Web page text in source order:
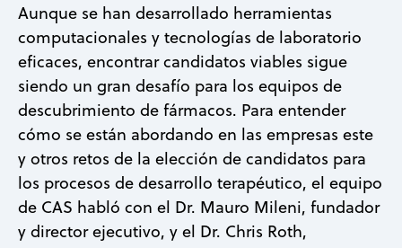
Aunque se han desarrollado herramientas
computacionales y tecnologías de laboratorio
eficaces, encontrar candidatos viables sigue
siendo un gran desafío para los equipos de
descubrimiento de fármacos. Para entender
cómo se están abordando en las empresas este
y otros retos de la elección de candidatos para
los procesos de desarrollo terapéutico, el equipo
de CAS habló con el Dr. Mauro Mileni, fundador
y director ejecutivo, y el Dr. Chris Roth,